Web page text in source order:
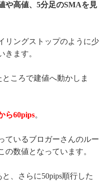
や高値、5分足のSMAを見
リングストップのように少
きます。
ころで建値へ動かしま
ら60pips。
いるブロガーさんのルー
の数値となっています。
、さらに50pips順行した